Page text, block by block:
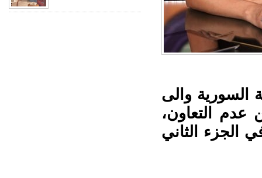
السورية والى
بعد 14 عاماً من عدم التعاون،
الجزء الثاني